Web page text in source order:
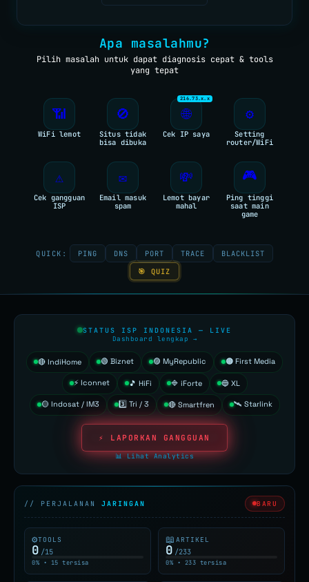
TRACEROUTE
CEK LOKASI NEW
INFO KONEKSI
Apa masalahmu?
Pilih masalah untuk dapat diagnosis cepat & tools
yang tepat
📶
WiFi lemot
🚫
Situs tidak
bisa dibuka
🌐
Cek IP saya
216.73.x.x
⚙️
Setting
router/WiFi
⚠️
Cek gangguan
ISP
✉️
Email masuk
spam
💸
Lemot bayar
mahal
🎮
Ping tinggi
saat main
game
QUICK: PING DNS PORT TRACE
BLACKLIST
🎯 QUIZ
STATUS ISP INDONESIA — LIVE
Dashboard lengkap →
🔴 IndiHome 🟢 Biznet 🟣 MyRepublic 🟠 First Media
⚡ Iconnet 🎵 HiFi 🔷 iForte 🔵 XL
🟡 Indosat / IM3 3️⃣ Tri / 3 🔴 Smartfren 🛰️ Starlink
⚡️ LAPORKAN GANGGUAN
📊 Lihat Analytics
// PERJALANAN JARINGAN BARU
⚙TOOLS
0 /15
0% • 15 tersisa
📖 ARTIKEL
0 /233
0% • 233 tersisa